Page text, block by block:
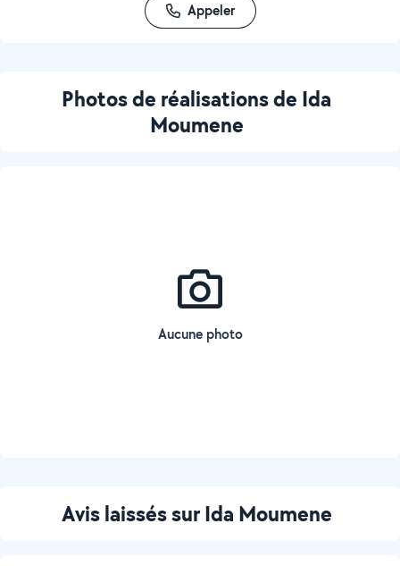
Appeler
Photos de réalisations de Ida
Moumene
Aucune photo
Avis laissés sur Ida Moumene